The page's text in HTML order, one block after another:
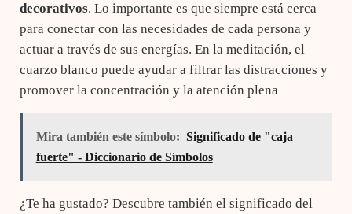
decorativos. Lo importante es que siempre está cerca
para conectar con las necesidades de cada persona y
actuar a través de sus energías. En la meditación, el
cuarzo blanco puede ayudar a filtrar las distracciones y
promover la concentración y la atención plena
Mira también este símbolo: Significado de "caja
fuerte" - Diccionario de Símbolos
¿Te ha gustado? Descubre también el significado del